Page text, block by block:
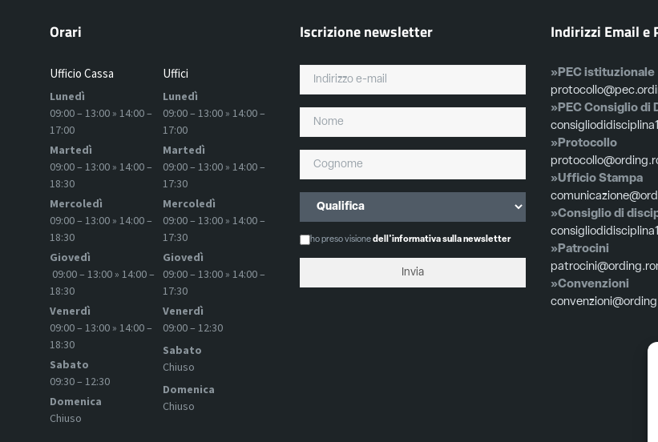
Orari
Ufficio Cassa
Lunedì
09:00 – 13:00 » 14:00 –
17:00
Martedì
09:00 – 13:00 » 14:00 –
18:30
Mercoledì
09:00 – 13:00 » 14:00 –
18:30
Giovedì
09:00 – 13:00 » 14:00 –
18:30
Venerdì
09:00 – 13:00 » 14:00 –
18:30
Sabato
09:30 – 12:30
Domenica
Chiuso
Uffici
Lunedì
09:00 – 13:00 » 14:00 –
17:00
Martedì
09:00 – 13:00 » 14:00 –
17:30
Mercoledì
09:00 – 13:00 » 14:00 –
17:30
Giovedì
09:00 – 13:00 » 14:00 –
17:30
Venerdì
09:00 – 12:30
Sabato
Chiuso
Domenica
Chiuso
Iscrizione newsletter
ho preso visionedell'informativa sulla newsletter
Indirizzi Email e
»PEC istituzionale
»PEC Consiglio di
»Protocollo
»Ufficio Stampa
»Consiglio di
»Patrocini
»Convenzioni